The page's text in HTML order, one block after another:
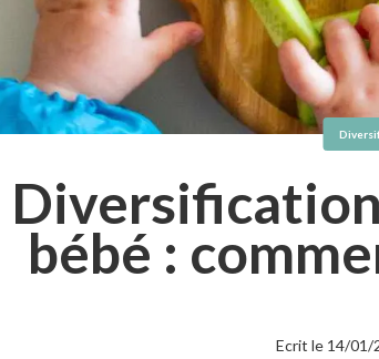
bébé :
Ecrit le 14/01/